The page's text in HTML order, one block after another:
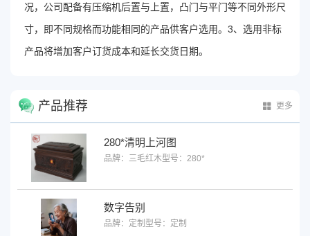
况，公司配备有压缩机后置与上置，凸门与平门等不同外形尺
寸，即不同规格而功能相同的产品供客户选用。3、选用非标
产品将增加客户订货成本和延长交货日期。
产品推荐 更多
280*清明上河图
品牌：三毛红木型号：280*
数字告别
品牌：定制 型号：定制